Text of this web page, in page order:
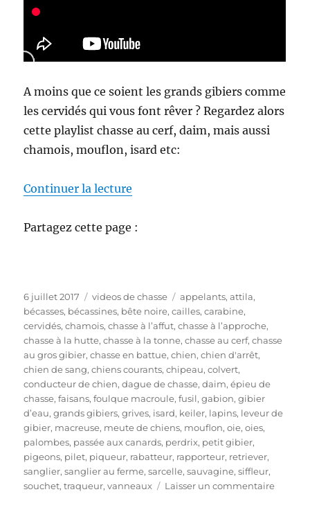
A moins que ce soient les grands gibiers comme
les cervidés qui vous font rêver ? Regardez alors
cette playlist chasse au cerf, daim, mais aussi
chamois, mouflon, isard etc:
Continuer la lecture
Partagez cette page :
P
u
b
l
i
é
l
e
6 juillet 2017
C
a
t
é
g
o
r
i
e
s
videos de chasse
É
t
i
q
u
e
t
t
e
s
appelants,attila,
bécasses, bécassines, bête noire,cailles,carabine,
cervidés,chamois,chasse à l’affut,chasse à l’approche,
chasse à la hutte,chasse à la tonne,chasse au cerf,chasse
au gros gibier,chasse en battue,chien,chien d'arrêt,
chien de sang,chiens courants,chipeau,colvert,
conducteur de chien,dague de chasse,daim,épieu de
chasse,faisans,foulque macroule,fusil,gabion,gibier
d’eau,grands gibiers,grives, isard, keiler, lapins, leveur de
gibier, macreuse, meute de chiens, mouflon,oie,oies,
palombes, passée aux canards, perdrix, petit gibier,
pigeons, pilet, piqueur, rabatteur, rapporteur, retriever,
sanglier,sanglier au ferme,sarcelle,sauvagine,siffleur,
souchet,traqueur,vanneaux Laisser un commentaires